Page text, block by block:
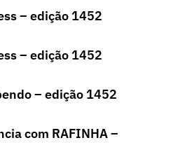
– edição 1452
– edição 1452
– edição 1452
com RAFINHA –